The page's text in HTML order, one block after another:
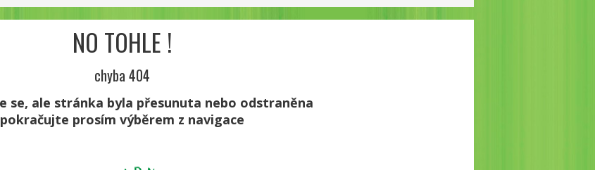
NO TOHLE !
chyba 404
se, ale stránka byla přesunuta nebo odstraněna
pokračujte prosím výběrem z navigace